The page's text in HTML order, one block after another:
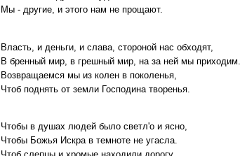
Мы - другие, и этого нам не прощают.
Власть, и деньги, и слава, стороной нас обходят,
В бренный мир, в грешный мир, на за ней мы приходим.
Возвращаемся мы из колен в поколенья,
Чтоб поднять от земли Господина творенья.
Чтобы в душах людей было светл'о и ясно,
Чтобы Божья Искра в темноте не угасла.